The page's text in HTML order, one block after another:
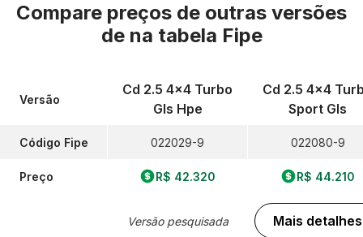
Compare preços de outras versões
de na tabela Fipe
Versão
Código Fipe
Preço
Cd 2.5 4x4 Turbo
Gls Hpe
022029-9
R$ 42.320
Versão pesquisada
Cd 2.5 4x4
Sport Gls
022080-9
R$ 44.210
Mais detalhes